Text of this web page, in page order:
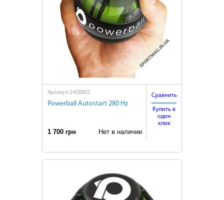
Артикул 2408801
Powerball Autostart 280 Hz
1 700 грн Нет в наличии
Сравнить
Купить в
один
клик